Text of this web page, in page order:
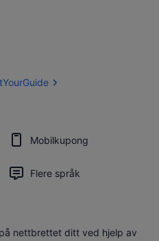
Mobilkupong
Flere språk
nettbrettet ditt ved hjelp av